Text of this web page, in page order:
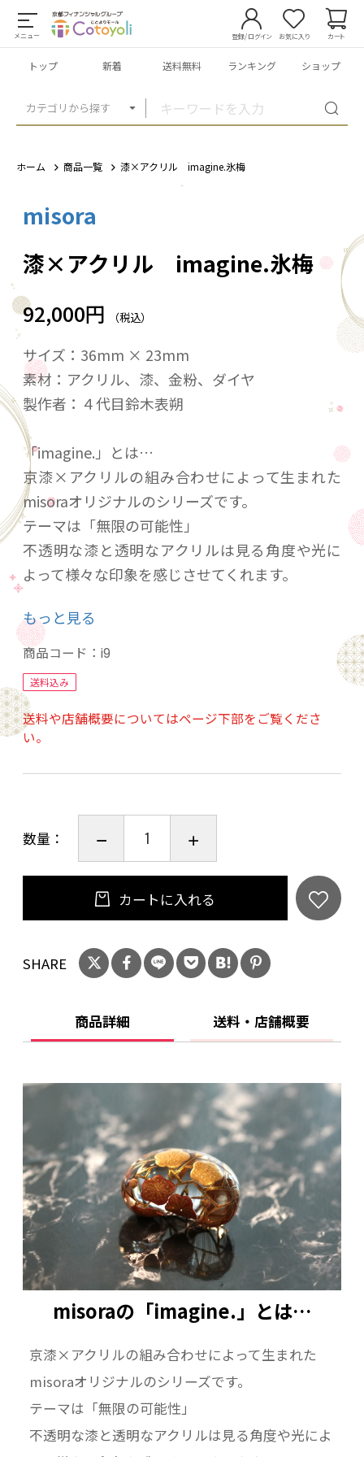
メニュー
カテゴリから探す
登録/ログイン お気に入り カート
トップ 新着 送料無料 ランキング ショップ
ホーム 商品一覧 漆×アクリル imagine.氷梅
misora
漆×アクリル imagine.氷梅
92,000円 （税込）
サイズ：36mm × 23mm
素材：アクリル、漆、金粉、ダイヤ
製作者：４代目鈴木表朔
「imagine.」とは…
京漆×アクリルの組み合わせによって生まれた
misoraオリジナルのシリーズです。
テーマは「無限の可能性」
不透明な漆と透明なアクリルは見る角度や光に
よって様々な印象を感じさせてくれます。
用途も飾るだけではなく、アクセサリーなど
様々な形に変わる可能性を持っています。
ぜひお客様だけの楽しみ方を探してみてくださ
い
もっと見る
商品コード： i9
送料込み
送料や店舗概要についてはページ下部をご覧くださ
い。
数量：
カートに入れる
SHARE
商品詳細 送料・店舗概要
misoraの「imagine.」とは…
京漆×アクリルの組み合わせによって生まれた
misoraオリジナルのシリーズです。
テーマは「無限の可能性」
不透明な漆と透明なアクリルは見る角度や光によ